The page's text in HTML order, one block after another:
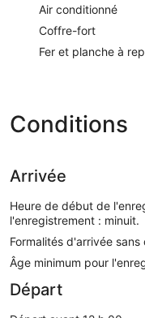
Air conditionné
Coffre-fort
Fer et planche à
Conditions
Arrivée
Heure de début de
l'enregistrement : minuit.
Formalités d'arrivée
Âge minimum pour
Départ